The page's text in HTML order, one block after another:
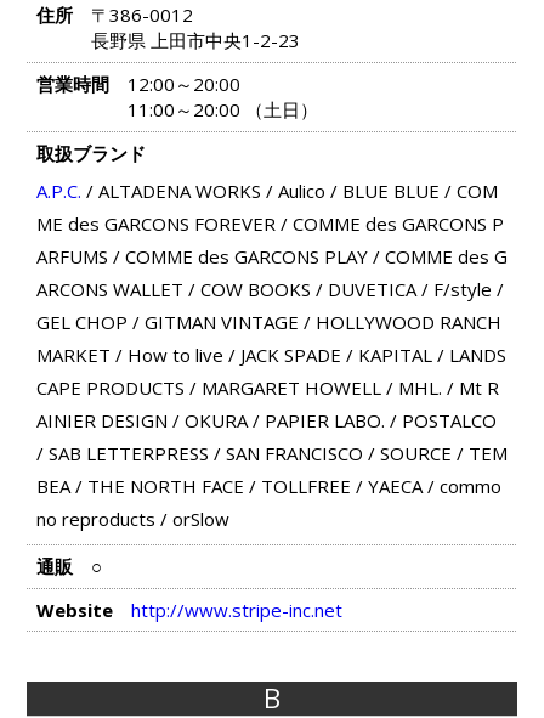
住所
〒386-0012
長野県 上田市中央1-2-23
営業時間
12:00～20:00
11:00～20:00 （土日）
取扱ブランド
A.P.C. / ALTADENA WORKS / Aulico / BLUE BLUE / COM
ME des GARCONS FOREVER/ COMME des GARCONS P
ARFUMS / COMME des GARCONS PLAY/ COMME des G
ARCONS WALLET / COW BOOKS / DUVETICA/ F/style /
GEL CHOP / GITMAN VINTAGE / HOLLYWOOD RANCH
MARKET / How to live / JACK SPADE / KAPITAL/ LANDS
CAPE PRODUCTS / MARGARET HOWELL/ MHL. / Mt R
AINIER DESIGN / OKURA/ PAPIER LABO. / POSTALCO
/ SAB LETTERPRESS / SAN FRANCISCO / SOURCE / TEM
BEA/ THE NORTH FACE / TOLLFREE / YAECA/ commo
no reproducts / orSlow
通販
○
Website
http://www.stripe-inc.net
B